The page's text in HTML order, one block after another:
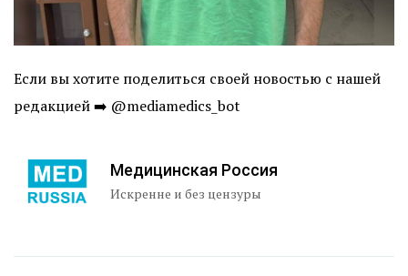
Если вы хотите поделиться своей новостью с нашей
редакцией ➡️ @mediamedics_bot
Медицинская Россия
Искренне и без цензуры